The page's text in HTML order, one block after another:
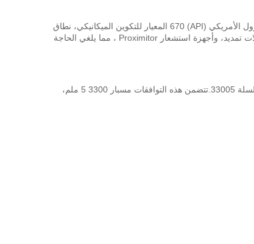
النظام 3300 XL 8 ملم يوفر أداء الأكثر تقدما في أنظمة محولات القرب لدينا.النظام القياسي 3300 XL 8 ملم 5 متر أيضا متوافقة تماما مع معهد البترول الأمريكي (API) 670 المعيار للتكوين الميكانيكي، نطاق
خطي ، ودقة ، واستقرار درجة الحرارة. جميع أنظمة محول القرب 3300 XL 8 مم توفر هذا المستوى من الأداء وتدعم التبادل الكامل للمسبارات ،كابلات تمديد، وأجهزة استشعار Proximitor ، مما يلغي الحاجة
كل مكون من مكونات نظام المحول 8 ملم 3300 XL متوافق مع الخلف ويمكن استبدالها مع مكونات أخرى من أنظمة المحول 5 ملم و 8 ملم غير سلسلة 33005.تتضمن هذه التوافقات مسبار 3300 5 ملم،